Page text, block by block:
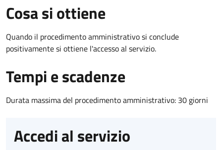
Cosa si ottiene
Quando il procedimento amministrativo si conclude
positivamente si ottiene l'accesso al servizio.
Tempi e scadenze
Durata massima del procedimento amministrativo: 30 giorni
Accedi al servizio